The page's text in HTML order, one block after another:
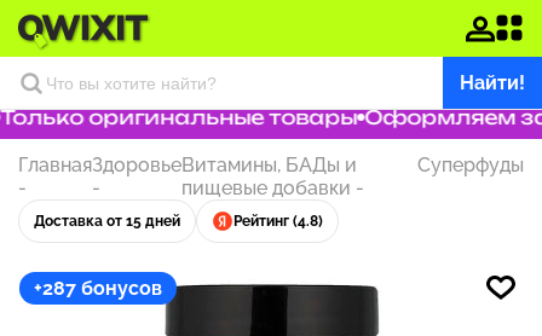
Найти!
оригинальные товары Оформляем
Главная
-
Здоровье
-
Витамины, БАДы и
пищевые добавки -
Суперфуды
Доставка от 15 дней Рейтинг (4.8)
+287 бонусов